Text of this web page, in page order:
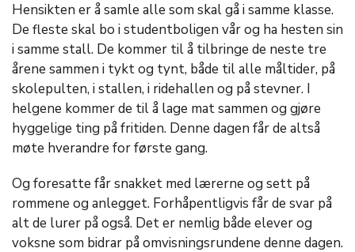
Hensikten er å samle alle som skal gå i samme klasse.
De fleste skal bo i studentboligen vår og ha hesten sin
i samme stall. De kommer til å tilbringe de neste tre
årene sammen i tykt og tynt, både til alle måltider, på
skolepulten, i stallen, i ridehallen og på stevner. I
helgene kommer de til å lage mat sammen og gjøre
hyggelige ting på fritiden. Denne dagen får de altså
møte hverandre for første gang.
Og foresatte får snakket med lærerne og sett på
rommene og anlegget. Forhåpentligvis får de svar på
alt de lurer på også. Det er nemlig både elever og
voksne som bidrar på omvisningsrundene denne dagen.